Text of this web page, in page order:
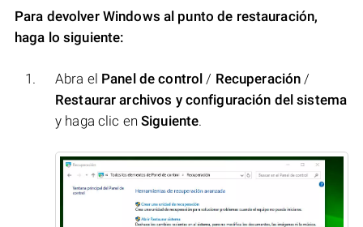
Para devolver Windows al punto de restauración,
haga lo siguiente:
Abra el Panel de control / Recuperación /
Restaurar archivos y configuración del sistema
y haga clic en Siguiente.